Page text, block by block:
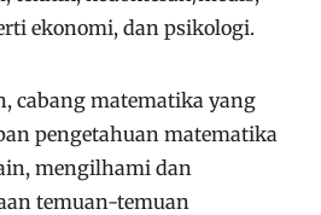
ekonomi, dan psikologi.
cabang matematika yang
pengetahuan matematika
mengilhami dan
temuan-temuan